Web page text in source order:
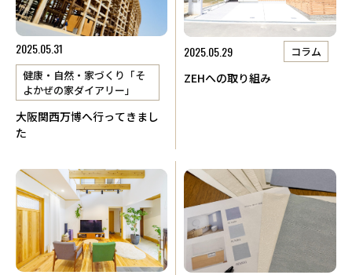
2025.05.31
健康・自然・家づくり「そ
よかぜの家ダイアリー」
大阪関西万博へ行ってきまし
た
2025.05.29 コラム
ZEHへの取り組み